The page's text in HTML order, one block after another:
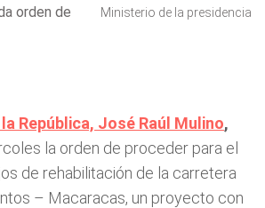
orden de
Ministerio de la presidencia
República, José Raúl Mulino,
la orden de proceder para el
de rehabilitación de la carretera
– Macaracas, un proyecto con